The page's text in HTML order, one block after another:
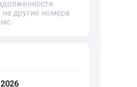
другие номера.